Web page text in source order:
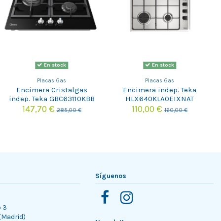
En stock
Placas Gas
Encimera Cristalgas
indep. Teka GBC63110KBB
BUT
147,70 €285,00 €
En stock
Placas Gas
Encimera indep. Teka
HLX640KLA0EIXNAT
110,00 € 160,00 €
3
Síguenos